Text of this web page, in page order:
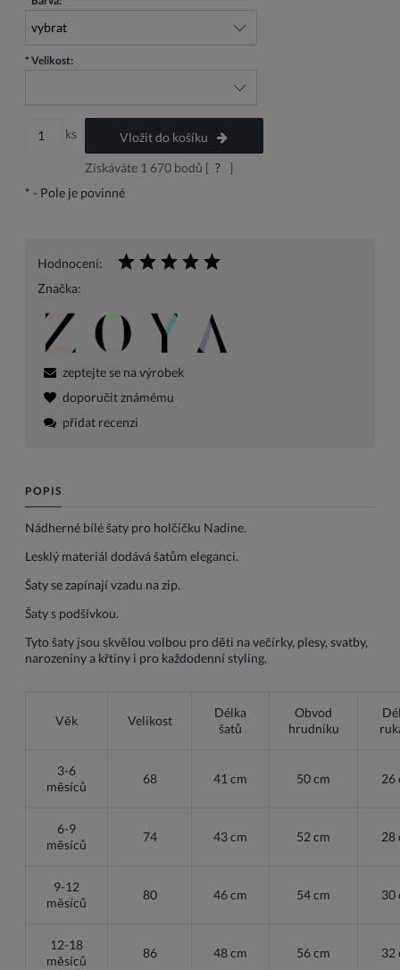
* Velikost:
ks
Vložit do košíku
Získáváte 1 670bodů [ ?
]
* - Pole je povinné
Hodnocení:
Značka:
zeptejte se na výrobek
doporučit známému
přidat recenzi
POPIS
Nádherné bílé šaty pro holčičku Nadine.
Lesklý materiál dodává šatům eleganci.
Šaty se zapínají vzadu na zip.
Šaty s podšívkou.
Tyto šaty jsou skvělou volbou pro děti na večírky, plesy, svatby,
narozeniny a křtiny i pro každodenní styling.
Věk Velikost
Délka
šatů
Obvod
hrudníku
3-6
měsíců
68 41 cm 50 cm 26
6-9
měsíců
74 43 cm 52 cm 28
9-12
měsíců
80 46 cm 54 cm 30
12-18
měsíců
86 48 cm 56 cm 32